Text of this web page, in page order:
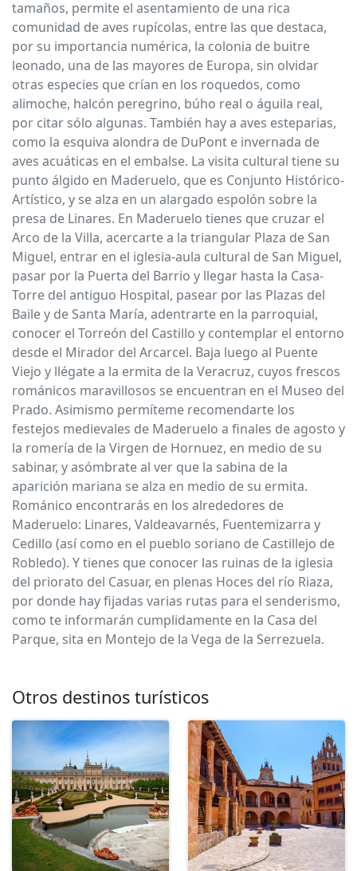
tamaños, permite el asentamiento de una rica
comunidad de aves rupícolas, entre las que destaca,
por su importancia numérica, la colonia de buitre
leonado, una de las mayores de Europa, sin olvidar
otras especies que crían en los roquedos, como
alimoche, halcón peregrino, búho real o águila real,
por citar sólo algunas. También hay a aves esteparias,
como la esquiva alondra de DuPont e invernada de
aves acuáticas en el embalse. La visita cultural tiene su
punto álgido en Maderuelo, que es Conjunto Histórico-
Artístico, y se alza en un alargado espolón sobre la
presa de Linares. En Maderuelo tienes que cruzar el
Arco de la Villa, acercarte a la triangular Plaza de San
Miguel, entrar en el iglesia-aula cultural de San Miguel,
pasar por la Puerta del Barrio y llegar hasta la Casa-
Torre del antiguo Hospital, pasear por las Plazas del
Baile y de Santa María, adentrarte en la parroquial,
conocer el Torreón del Castillo y contemplar el entorno
desde el Mirador del Arcarcel. Baja luego al Puente
Viejo y llégate a la ermita de la Veracruz, cuyos frescos
románicos maravillosos se encuentran en el Museo del
Prado. Asimismo permíteme recomendarte los
festejos medievales de Maderuelo a finales de agosto y
la romería de la Virgen de Hornuez, en medio de su
sabinar, y asómbrate al ver que la sabina de la
aparición mariana se alza en medio de su ermita.
Románico encontrarás en los alrededores de
Maderuelo: Linares, Valdeavarnés, Fuentemizarra y
Cedillo (así como en el pueblo soriano de Castillejo de
Robledo). Y tienes que conocer las ruinas de la iglesia
del priorato del Casuar, en plenas Hoces del río Riaza,
por donde hay fijadas varias rutas para el senderismo,
como te informarán cumplidamente en la Casa del
Parque, sita en Montejo de la Vega de la Serrezuela.
Otros destinos turísticos